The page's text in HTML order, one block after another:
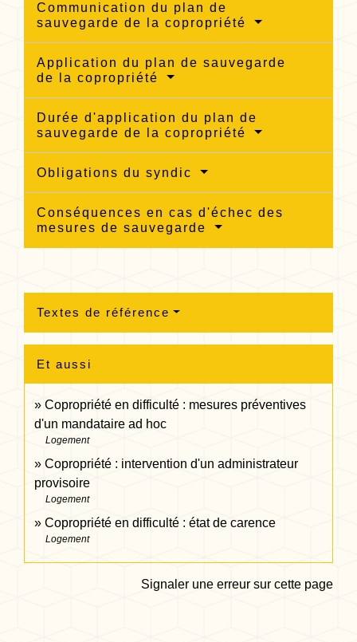
Communication du plan de
sauvegarde de la copropriété
Application du plan de sauvegarde
de la copropriété
Durée d'application du plan de
sauvegarde de la copropriété
Obligations du syndic
Conséquences en cas d'échec des
mesures de sauvegarde
Textes de référence
Et aussi
Copropriété en difficulté : mesures préventives
d'un mandataire ad hoc
Logement
Copropriété : intervention d'un administrateur
provisoire
Logement
Copropriété en difficulté : état de carence
Logement
Signaler une erreur sur cette page